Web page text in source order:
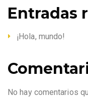
Entradas
¡Hola, mundo!
No hay comentarios